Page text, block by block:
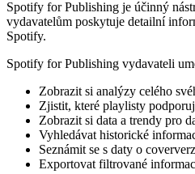
Spotify for Publishing je účinný
vydavatelům poskytuje detailní
Spotify.
Spotify for Publishing vydavateli
Zobrazit si analýzy celého
Zjistit, které playlisty
Zobrazit si data a trendy pro
Vyhledávat historické
Seznámit se s daty o
Exportovat filtrované